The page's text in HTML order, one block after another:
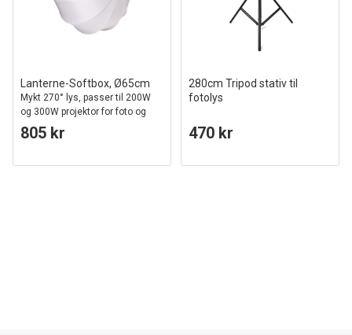
Lanterne-Softbox, Ø65cm
Mykt 270° lys, passer til 200W
og 300W projektor for foto og
video
805 kr
280cm Tripod stativ til
fotolys
470 kr